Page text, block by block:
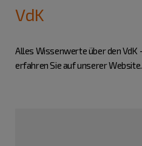
VdK
Alles Wissenwerte über den
erfahren Sie auf unserer Website.